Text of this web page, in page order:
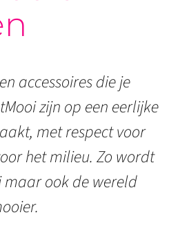
accessoires die je
zijn op een eerlijke
met respect voor
het milieu. Zo wordt
ook de wereld